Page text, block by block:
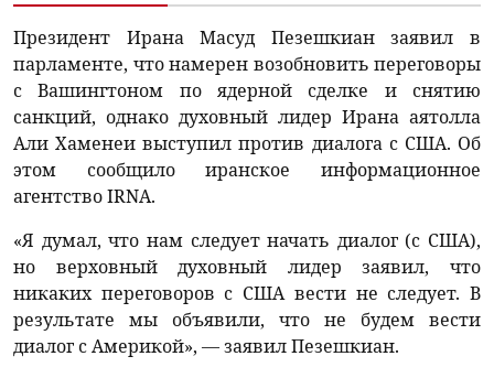
Президент Ирана Масуд Пезешкиан заявил в
парламенте, что намерен возобновить переговоры
с Вашингтоном по ядерной сделке и снятию
санкций, однако духовный лидер Ирана аятолла
Али Хаменеи выступил против диалога с США. Об
этом сообщило иранское информационное
агентство IRNA.
«Я думал, что нам следует начать диалог (с США),
но верховный духовный лидер заявил, что
никаких переговоров с США вести не следует. В
результате мы объявили, что не будем вести
диалог с Америкой», — заявил Пезешкиан.